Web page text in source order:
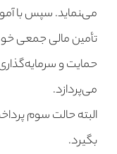
می‌‍نماید. سپس با
تأمین مالی جمعی
حمایت و
می‌پردازد.
البته حالت سوم
بگیرد.